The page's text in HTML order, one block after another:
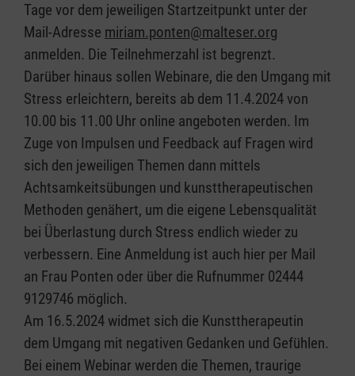
Tage vor dem jeweiligen Startzeitpunkt unter der
Mail-Adresse miriam.ponten@malteser.org
anmelden. Die Teilnehmerzahl ist begrenzt.
Darüber hinaus sollen Webinare, die den Umgang mit
Stress erleichtern, bereits ab dem 11.4.2024 von
10.00 bis 11.00 Uhr online angeboten werden. Im
Zuge von Impulsen und Feedback auf Fragen wird
sich den jeweiligen Themen dann mittels
Achtsamkeitsübungen und kunsttherapeutischen
Methoden genähert, um die eigene Lebensqualität
bei Überlastung durch Stress endlich wieder zu
verbessern. Eine Anmeldung ist auch hier per Mail
an Frau Ponten oder über die Rufnummer 02444
9129746 möglich.
Am 16.5.2024 widmet sich die Kunsttherapeutin
dem Umgang mit negativen Gedanken und Gefühlen.
Bei einem Webinar werden die Themen, traurige